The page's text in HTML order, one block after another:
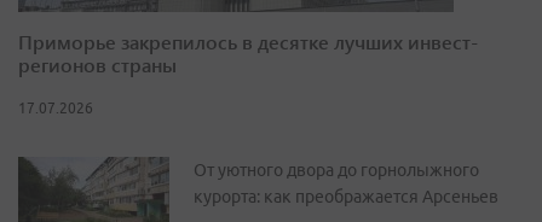
Приморье закрепилось в десятке лучших инвест-
регионов страны
17.07.2026
От уютного двора до горнолыжного
курорта: как преображается Арсеньев